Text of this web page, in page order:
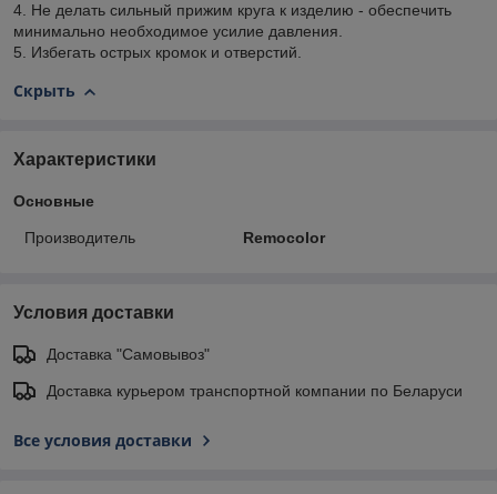
4. Не делать сильный прижим круга к изделию - обеспечить
минимально необходимое усилие давления.
5. Избегать острых кромок и отверстий.
Скрыть
Характеристики
Основные
Производитель Remocolor
Условия доставки
Доставка "Самовывоз"
Доставка курьером транспортной компании по Беларуси
Все условия доставки